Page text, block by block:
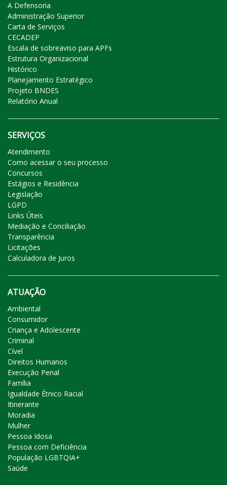
A Defensoria
Administração Superior
Carta de Serviços
CECADEP
Escala de sobreaviso para APFs
Estrutura Organizacional
Histórico
Planejamento Estratégico
Projeto BNDES
Relatório Anual
SERVIÇOS
Atendimento
Como acessar o seu processo
Concursos
Estágios e Residência
Legislação
LGPD
Links Úteis
Mediação e Conciliação
Transparência
Licitações
Calculadora de Juros
ATUAÇÃO
Ambiental
Consumidor
Criança e Adolescente
Criminal
Cível
Direitos Humanos
Execução Penal
Família
Igualdade Étnico Racial
Itinerante
Moradia
Mulher
Pessoa Idosa
Pessoa com Deficiência
População LGBTQIA+
Saúde